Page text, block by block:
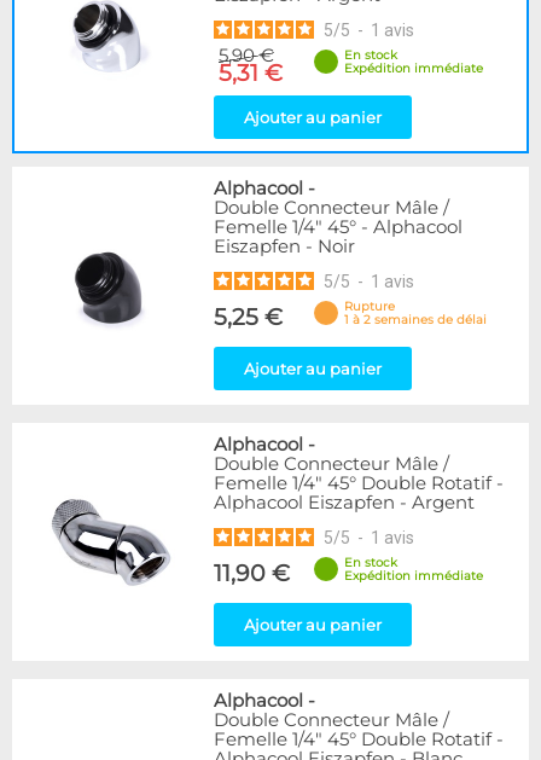
5/5 - 1 avis
5,90 €
5,31 €
En stock
Expédition immédiate
Ajouter au panier
Alphacool -
Double Connecteur Mâle /
Femelle 1/4" 45° - Alphacool
Eiszapfen - Noir
5/5 - 1 avis
5,25 €
Rupture
1 à 2 semaines de délai
Ajouter au panier
Alphacool -
Double Connecteur Mâle /
Femelle 1/4" 45° Double Rotatif -
Alphacool Eiszapfen - Argent
5/5 - 1 avis
11,90 €
En stock
Expédition immédiate
Ajouter au panier
Alphacool -
Double Connecteur Mâle /
Femelle 1/4" 45° Double Rotatif -